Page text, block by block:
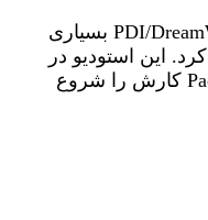
تعطیلی پی‌دی‌آی/ دریم‌ورکز PDI/DreamWorks بسیاری
این استودیو در
سال ۱۹۸۰ با نام Pacific Data Images کارش را شروع